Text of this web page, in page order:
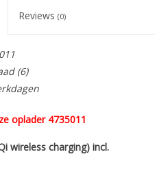
Reviews (0)
(6)
oplader 4735011
wireless charging) incl.